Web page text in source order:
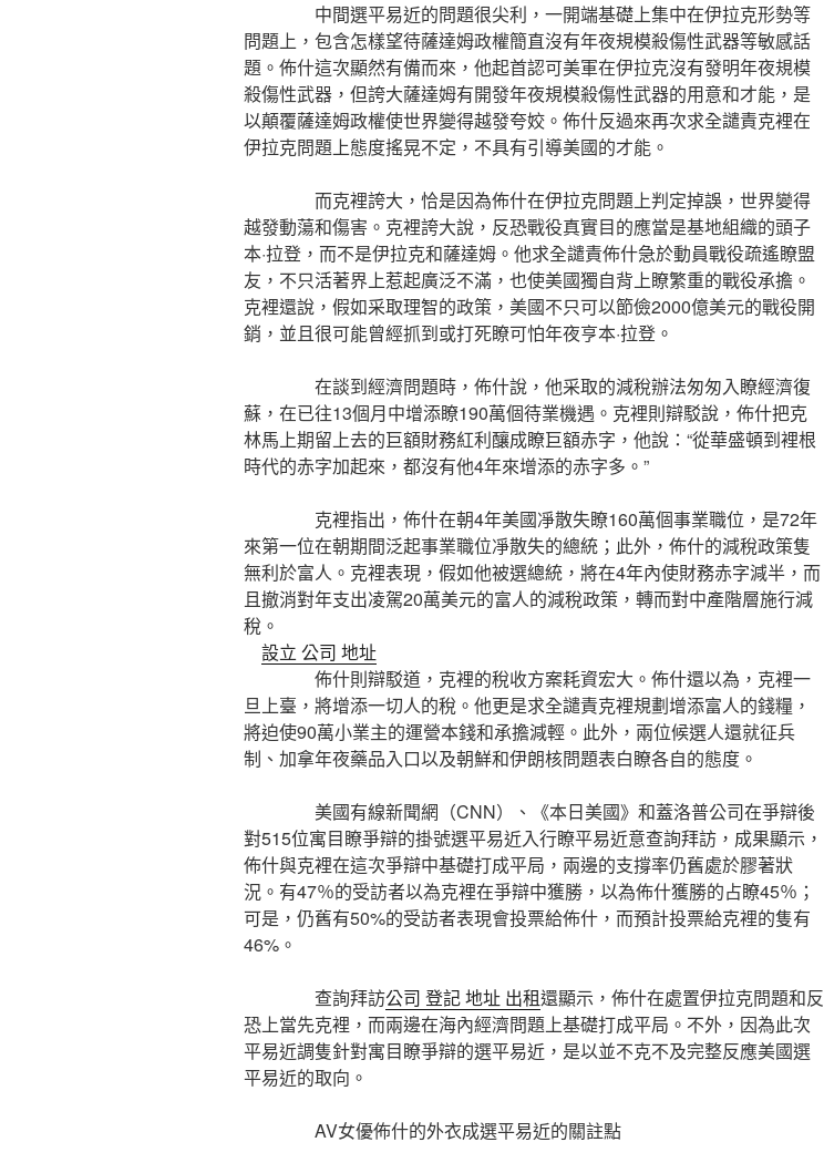
中間選平易近的問題很尖利，一開端基礎上集中在伊拉克形勢等
問題上，包含怎樣望待薩達姆政權簡直沒有年夜規模殺傷性武器等敏感話
題。佈什這次顯然有備而來，他起首認可美軍在伊拉克沒有發明年夜規模
殺傷性武器，但誇大薩達姆有開發年夜規模殺傷性武器的用意和才能，是
以顛覆薩達姆政權使世界變得越發夸姣。佈什反過來再次求全譴責克裡在
伊拉克問題上態度搖晃不定，不具有引導美國的才能。
而克裡誇大，恰是因為佈什在伊拉克問題上判定掉誤，世界變得
越發動蕩和傷害。克裡誇大說，反恐戰役真實目的應當是基地組織的頭子
本·拉登，而不是伊拉克和薩達姆。他求全譴責佈什急於動員戰役疏遙瞭盟
友，不只活著界上惹起廣泛不滿，也使美國獨自背上瞭繁重的戰役承擔。
克裡還說，假如采取理智的政策，美國不只可以節儉2000億美元的戰役開
銷，並且很可能曾經抓到或打死瞭可怕年夜亨本·拉登。
在談到經濟問題時，佈什說，他采取的減稅辦法匆匆入瞭經濟復
蘇，在已往13個月中增添瞭190萬個待業機遇。克裡則辯駁說，佈什把克
林馬上期留上去的巨額財務紅利釀成瞭巨額赤字，他說：“從華盛頓到裡根
時代的赤字加起來，都沒有他4年來增添的赤字多。”
克裡指出，佈什在朝4年美國凈散失瞭160萬個事業職位，是72年
來第一位在朝期間泛起事業職位凈散失的總統；此外，佈什的減稅政策隻
無利於富人。克裡表現，假如他被選總統，將在4年內使財務赤字減半，而
且撤消對年支出凌駕20萬美元的富人的減稅政策，轉而對中產階層施行減
稅。
設立 公司 地址
佈什則辯駁道，克裡的稅收方案耗資宏大。佈什還以為，克裡一
旦上臺，將增添一切人的稅。他更是求全譴責克裡規劃增添富人的錢糧，
將迫使90萬小業主的運營本錢和承擔減輕。此外，兩位候選人還就征兵
制、加拿年夜藥品入口以及朝鮮和伊朗核問題表白瞭各自的態度。
美國有線新聞網（CNN）、《本日美國》和蓋洛普公司在爭辯後
對515位寓目瞭爭辯的掛號選平易近入行瞭平易近意查詢拜訪，成果顯示，
佈什與克裡在這次爭辯中基礎打成平局，兩邊的支撐率仍舊處於膠著狀
況。有47％的受訪者以為克裡在爭辯中獲勝，以為佈什獲勝的占瞭45％；
可是，仍舊有50%的受訪者表現會投票給佈什，而預計投票給克裡的隻有
46%。
查詢拜訪公司 登記 地址 出租還顯示，佈什在處置伊拉克問題和反
恐上當先克裡，而兩邊在海內經濟問題上基礎打成平局。不外，因為此次
平易近調隻針對寓目瞭爭辯的選平易近，是以並不克不及完整反應美國選
平易近的取向。
AV女優佈什的外衣成選平易近的關註點